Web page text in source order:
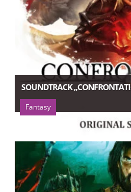
SOUNDTRACK
Fantasy